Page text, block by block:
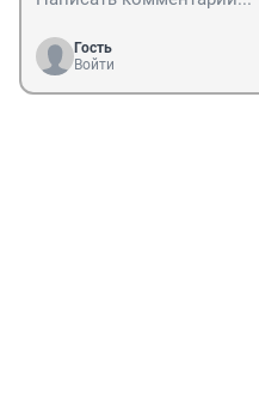
Гость
Войти